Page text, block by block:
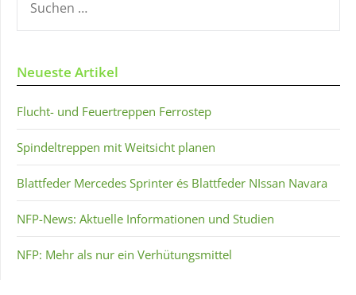
NACH:
Neueste Artikel
Flucht- und Feuertreppen Ferrostep
Spindeltreppen mit Weitsicht planen
Blattfeder Mercedes Sprinter és Blattfeder NIssan Navara
NFP-News: Aktuelle Informationen und Studien
NFP: Mehr als nur ein Verhütungsmittel